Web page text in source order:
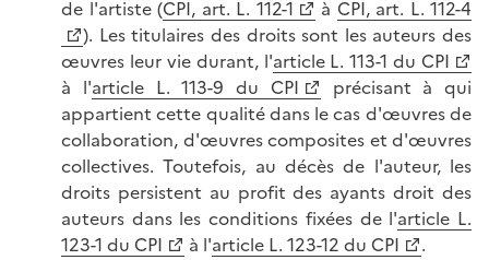
de l'artiste (CPI, art. L. 112-1 à CPI, art. L. 112-4
). Les titulaires des droits sont les auteurs des
œuvres leur vie durant, l'article L. 113-1 du CPI
à l'article L. 113-9 du CPI
précisant à qui
appartient cette qualité dans le cas d'œuvres de
collaboration, d'œuvres composites et d'œuvres
collectives. Toutefois, au décès de l'auteur, les
droits persistent au profit des ayants droit des
auteurs dans les conditions fixées de l'article L.
123-1 du CPI
à l'article L. 123-12 du CPI
.